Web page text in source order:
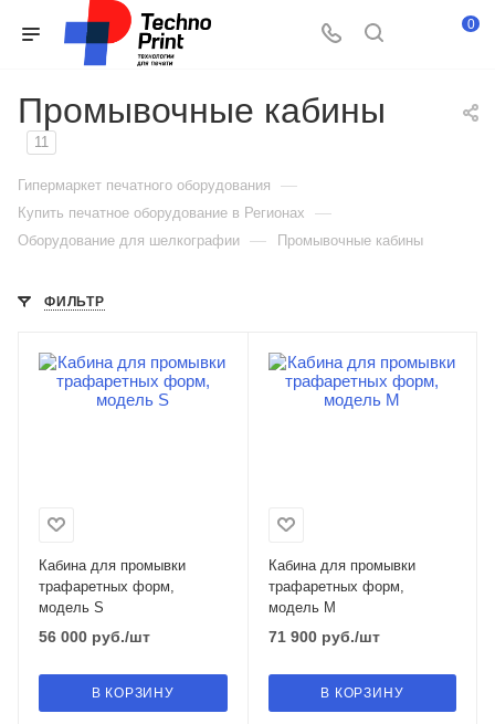
0
Промывочные кабины
11
Гипермаркет печатного оборудования —
Купить печатное оборудование в Регионах —
Оборудование для шелкографии — Промывочные кабины
ФИЛЬТР
Кабина для промывки
трафаретных форм,
модель S
56 000 руб./шт
В КОРЗИНУ
Кабина для промывки
трафаретных форм,
модель M
71 900руб./шт
В КОРЗИНУ